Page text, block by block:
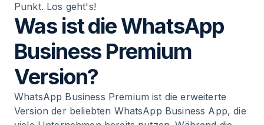
Punkt. Los geht's!
Was ist die WhatsApp
Business Premium
Version?
WhatsApp Business Premium ist die erweiterte
Version der beliebten WhatsApp Business App, die